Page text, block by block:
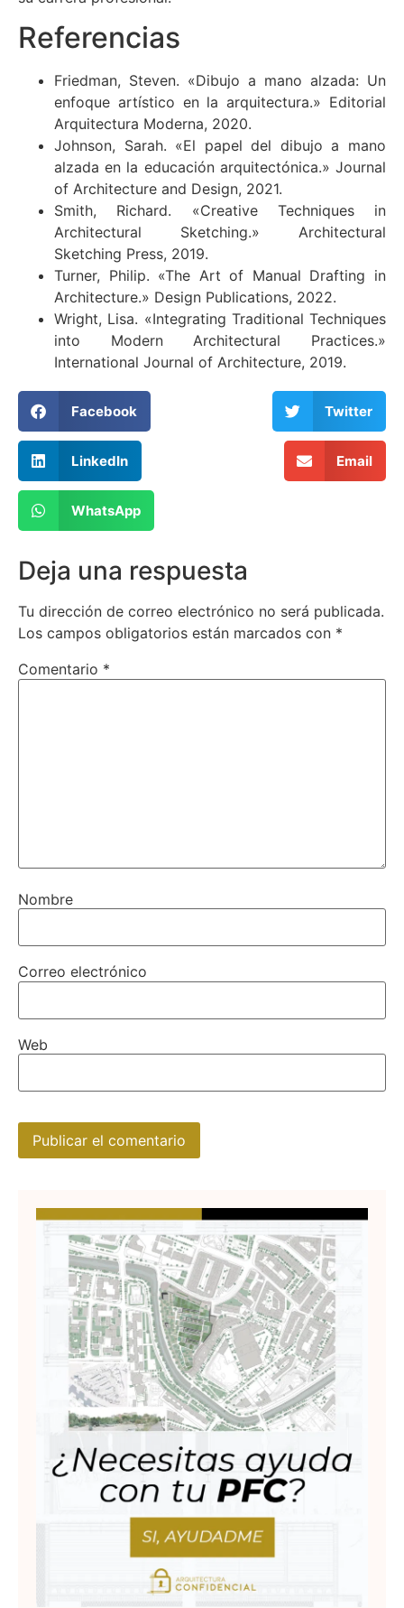
Referencias
Friedman, Steven. «Dibujo a mano alzada: Un
enfoque artístico en la arquitectura.» Editorial
Arquitectura Moderna, 2020.
Johnson, Sarah. «El papel del dibujo a mano
alzada en la educación arquitectónica.» Journal
of Architecture and Design, 2021.
Smith, Richard. «Creative Techniques in
Architectural Sketching.» Architectural
Sketching Press, 2019.
Turner, Philip. «The Art of Manual Drafting in
Architecture.» Design Publications, 2022.
Wright, Lisa. «Integrating Traditional Techniques
into Modern Architectural Practices.»
International Journal of Architecture, 2019.
Facebook Twitter
LinkedIn Email
WhatsApp
Deja una respuesta
Tu dirección de correo electrónico no será publicada.
Los campos obligatorios están marcados con *
Comentario *
Nombre
Correo electrónico
Web